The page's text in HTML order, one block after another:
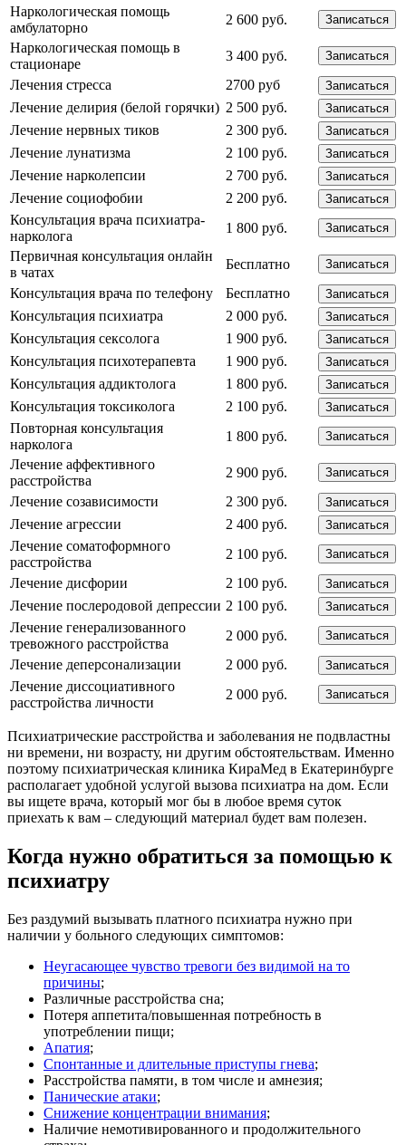
Наркологическая помощь
амбулаторно
2 600 руб. Записаться
Наркологическая помощь в
стационаре
3 400 руб. Записаться
Лечения стресса 2700 руб Записаться
Лечение делирия (белой горячки) 2 500 руб. Записаться
Лечение нервных тиков 2 300 руб. Записаться
Лечение лунатизма 2 100 руб. Записаться
Лечение нарколепсии 2 700 руб. Записаться
Лечение социофобии 2 200 руб. Записаться
Консультация врача психиатра-
нарколога
1 800 руб. Записаться
Первичная консультация онлайн
в чатах
Бесплатно Записаться
Консультация врача по телефону Бесплатно Записаться
Консультация психиатра 2 000 руб. Записаться
Консультация сексолога 1 900 руб. Записаться
Консультация психотерапевта 1 900 руб. Записаться
Консультация аддиктолога 1 800 руб. Записаться
Консультация токсиколога 2 100 руб. Записаться
Повторная консультация
нарколога
1 800 руб. Записаться
Лечение аффективного
расстройства
2 900 руб. Записаться
Лечение созависимости 2 300 руб. Записаться
Лечение агрессии 2 400 руб. Записаться
Лечение соматоформного
расстройства
2 100 руб. Записаться
Лечение дисфории 2 100 руб. Записаться
Лечение послеродовой депрессии 2 100 руб. Записаться
Лечение генерализованного
тревожного расстройства
2 000 руб. Записаться
Лечение деперсонализации 2 000 руб. Записаться
Лечение диссоциативного
расстройства личности
2 000 руб. Записаться
Психиатрические расстройства и заболевания не подвластны
ни времени, ни возрасту, ни другим обстоятельствам. Именно
поэтому психиатрическая клиника КираМед в Екатеринбурге
располагает удобной услугой вызова психиатра на дом. Если
вы ищете врача, который мог бы в любое время суток
приехать к вам – следующий материал будет вам полезен.
Когда нужно обратиться за помощью к
психиатру
Без раздумий вызывать платного психиатра нужно при
наличии у больного следующих симптомов:
Неугасающее чувство тревоги без видимой на то
причины;
Различные расстройства сна;
Потеря аппетита/повышенная потребность в
употреблении пищи;
Апатия;
Спонтанные и длительные приступы гнева;
Расстройства памяти, в том числе и амнезия;
Панические атаки;
Снижение концентрации внимания;
Наличие немотивированного и продолжительного